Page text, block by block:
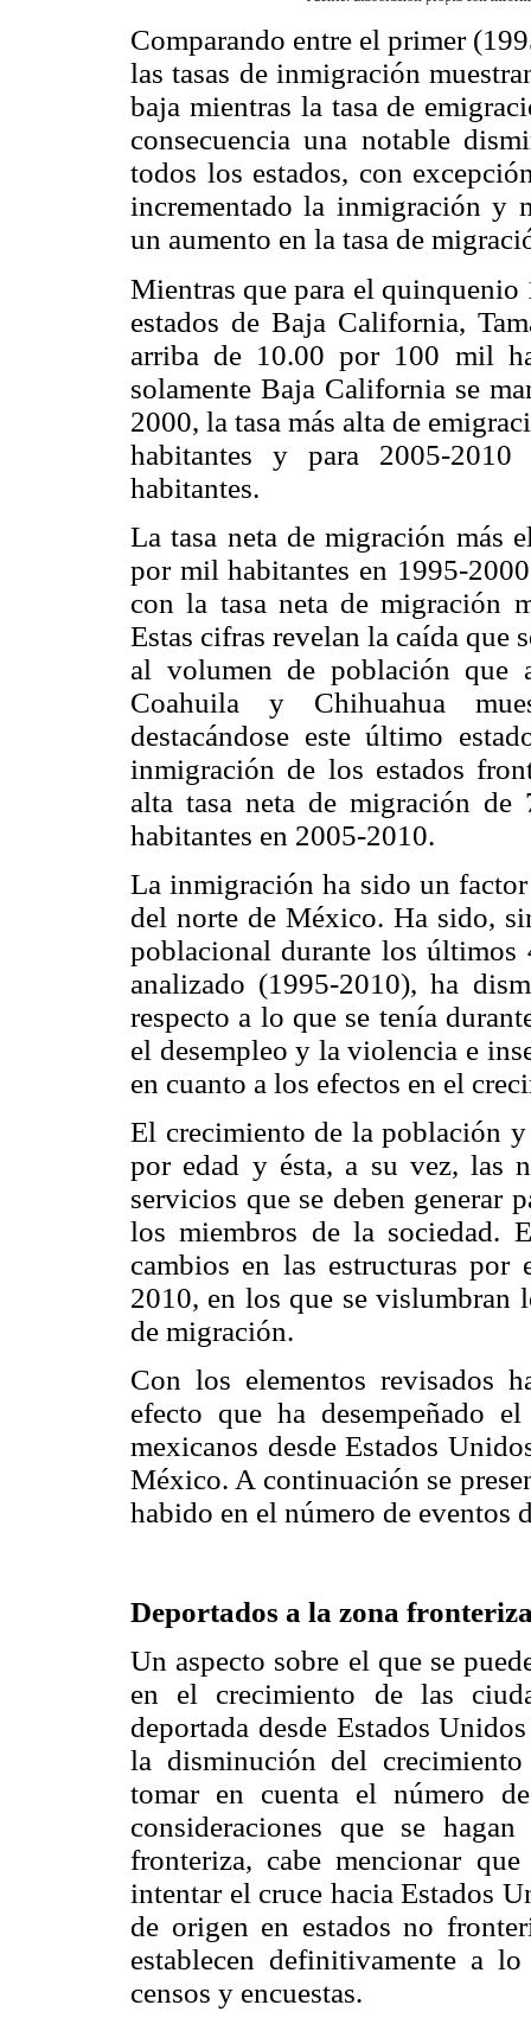
Comparando entre el primer
las tasas de inmigración
baja mientras la tasa de
consecuencia una notable
todos los estados, con
incrementado la inmigración y
un aumento en la tasa de
Mientras que para el
estados de Baja California,
arriba de 10.00 por 100 mil
solamente Baja California se
2000, la tasa más alta de
habitantes y para 2005-
habitantes.
La tasa neta de migración más
por mil habitantes en 1995-
con la tasa neta de migración
Estas cifras revelan la caída que
al volumen de población que
Coahuila y Chihuahua
destacándose este último
inmigración de los estados
alta tasa neta de migración
habitantes en 2005-2010.
La inmigración ha sido un
del norte de México. Ha sido,
poblacional durante los últimos
analizado (1995-2010), ha
respecto a lo que se tenía
el desempleo y la violencia e
en cuanto a los efectos en el
El crecimiento de la población y
por edad y ésta, a su vez, las
servicios que se deben generar
los miembros de la sociedad.
cambios en las estructuras
2010, en los que se vislumbran
de migración.
Con los elementos revisados
efecto que ha desempeñado
mexicanos desde Estados
México. A continuación se
habido en el número de eventos
Deportados a la zona
Un aspecto sobre el que se
en el crecimiento de las
deportada desde Estados
la disminución del
tomar en cuenta el número
consideraciones que se
fronteriza, cabe mencionar
intentar el cruce hacia Estados
de origen en estados no
establecen definitivamente a
censos y encuestas.